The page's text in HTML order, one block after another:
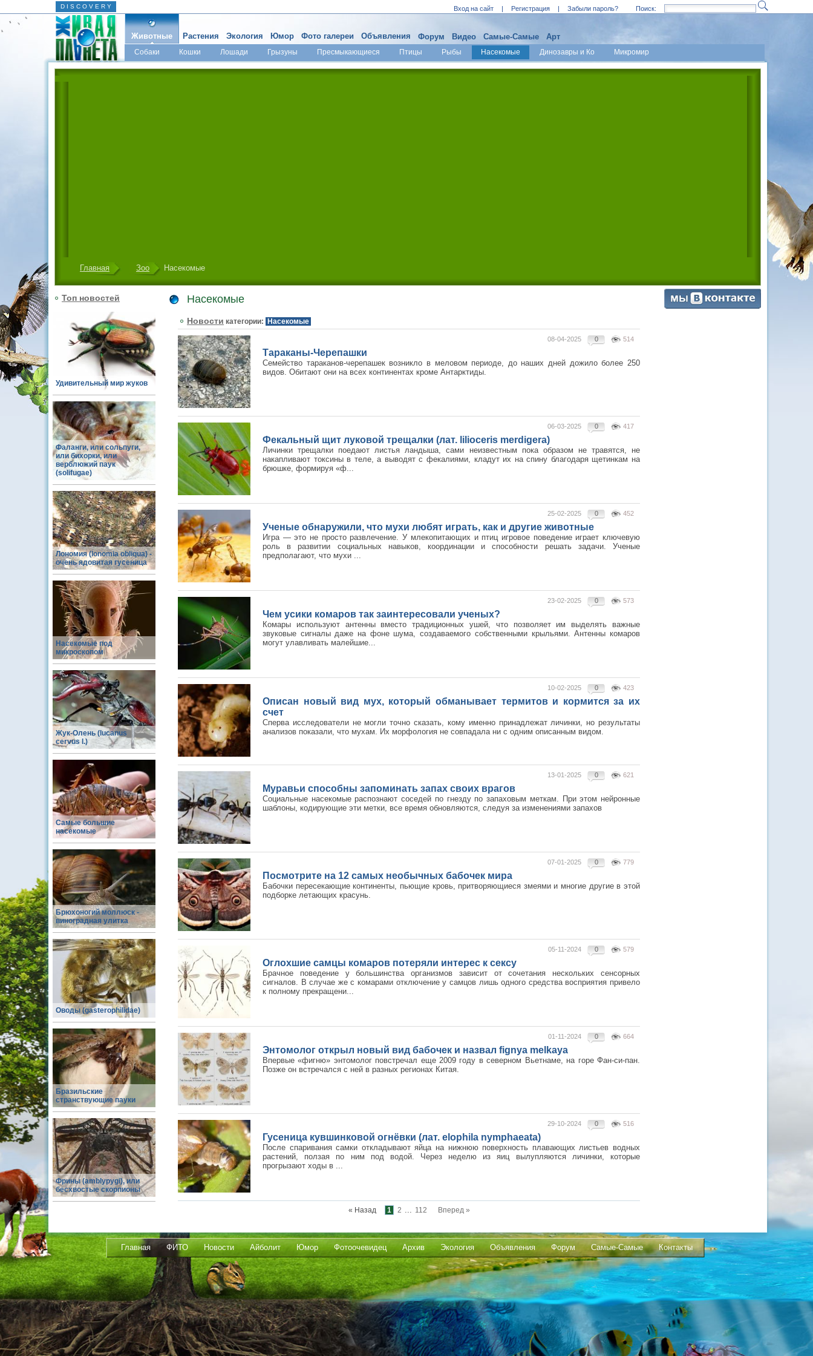
D I S C O V E R Y Вход на сайт | Регистрация | Забыли пароль? Поиск:
Животные
Собаки Кошки Лошади Грызуны Пресмыкающиеся Птицы Рыбы Насекомые Динозавры и Ко Микромир
Растения Экология Юмор Фото галереи Объявления Форум Видео Самые-Самые Арт
Главная Зоо Насекомые
Топ новостей
Удивительный мир жуков
Фаланги, или сольпуги,
или бихорки, или
верблюжий паук
(solifugae)
Лономия (lonomia obliqua) -
очень ядовитая гусеница
Насекомые под
микроскопом
Жук-Олень (lucanus
cervus l.)
Самые большие
насекомые
Брюхоногий моллюск -
виноградная улитка
Оводы (gasterophilidae)
Бразильские
странствующие пауки
Фрины (amblypygi), или
бесхвостые скорпионы
Насекомые
Новости категории: Насекомые
514
0
08-04-2025
Тараканы-Черепашки
Семейство тараканов-черепашек возникло в меловом периоде, до наших дней дожило более 250
видов. Обитают они на всех континентах кроме Антарктиды.
417
0
06-03-2025
Фекальный щит луковой трещалки (лат. lilioceris merdigera)
Личинки трещалки поедают листья ландыша, сами неизвестным пока образом не травятся, не
накапливают токсины в теле, а выводят с фекалиями, кладут их на спину благодаря щетинкам на
брюшке, формируя «ф...
452
0
25-02-2025
Ученые обнаружили, что мухи любят играть, как и другие животные
Игра — это не просто развлечение. У млекопитающих и птиц игровое поведение играет ключевую
роль в развитии социальных навыков, координации и способности решать задачи. Ученые
предполагают, что мухи ...
573
0
23-02-2025
Чем усики комаров так заинтересовали ученых?
Комары используют антенны вместо традиционных ушей, что позволяет им выделять важные
звуковые сигналы даже на фоне шума, создаваемого собственными крыльями. Антенны комаров
могут улавливать малейшие...
423
0
10-02-2025
Описан новый вид мух, который обманывает термитов и кормится за их
счет
Сперва исследователи не могли точно сказать, кому именно принадлежат личинки, но результаты
анализов показали, что мухам. Их морфология не совпадала ни с одним описанным видом.
621
0
13-01-2025
Муравьи способны запоминать запах своих врагов
Социальные насекомые распознают соседей по гнезду по запаховым меткам. При этом нейронные
шаблоны, кодирующие эти метки, все время обновляются, следуя за изменениями запахов
779
0
07-01-2025
Посмотрите на 12 самых необычных бабочек мира
Бабочки пересекающие континенты, пьющие кровь, притворяющиеся змеями и многие другие в этой
подборке летающих красунь.
579
0
05-11-2024
Оглохшие самцы комаров потеряли интерес к сексу
Брачное поведение у большинства организмов зависит от сочетания нескольких сенсорных
сигналов. В случае же с комарами отключение у самцов лишь одного средства восприятия привело
к полному прекращени...
664
0
01-11-2024
Энтомолог открыл новый вид бабочек и назвал fignya melkaya
Впервые «фигню» энтомолог повстречал еще 2009 году в северном Вьетнаме, на горе Фан-си-пан.
Позже он встречался с ней в разных регионах Китая.
516
0
29-10-2024
Гусеница кувшинковой огнёвки (лат. elophila nymphaeata)
После спаривания самки откладывают яйца на нижнюю поверхность плавающих листьев водных
растений, ползая по ним под водой. Через неделю из яиц вылупляются личинки, которые
прогрызают ходы в ...
« Назад 1 2 ... 112 Вперед »
Главная ФИТО Новости Айболит Юмор Фотоочевидец Архив Экология Объявления Форум Самые-Самые Контакты